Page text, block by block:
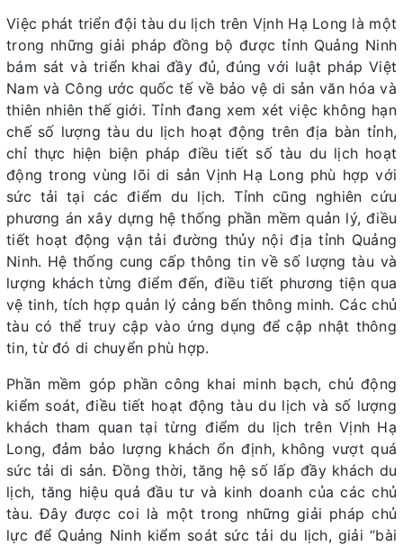
Việc phát triển đội tàu du lịch trên Vịnh Hạ Long là một
trong những giải pháp đồng bộ được tỉnh Quảng Ninh
bám sát và triển khai đầy đủ, đúng với luật pháp Việt
Nam và Công ước quốc tế về bảo vệ di sản văn hóa và
thiên nhiên thế giới. Tỉnh đang xem xét việc không hạn
chế số lượng tàu du lịch hoạt động trên địa bàn tỉnh,
chỉ thực hiện biện pháp điều tiết số tàu du lịch hoạt
động trong vùng lõi di sản Vịnh Hạ Long phù hợp với
sức tải tại các điểm du lịch. Tỉnh cũng nghiên cứu
phương án xây dựng hệ thống phần mềm quản lý, điều
tiết hoạt động vận tải đường thủy nội địa tỉnh Quảng
Ninh. Hệ thống cung cấp thông tin về số lượng tàu và
lượng khách từng điểm đến, điều tiết phương tiện qua
vệ tinh, tích hợp quản lý cảng bến thông minh. Các chủ
tàu có thể truy cập vào ứng dụng để cập nhật thông
tin, từ đó di chuyển phù hợp.
Phần mềm góp phần công khai minh bạch, chủ động
kiểm soát, điều tiết hoạt động tàu du lịch và số lượng
khách tham quan tại từng điểm du lịch trên Vịnh Hạ
Long, đảm bảo lượng khách ổn định, không vượt quá
sức tải di sản. Đồng thời, tăng hệ số lấp đầy khách du
lịch, tăng hiệu quả đầu tư và kinh doanh của các chủ
tàu. Đây được coi là một trong những giải pháp chủ
lực để Quảng Ninh kiểm soát sức tải du lịch, giải “bài